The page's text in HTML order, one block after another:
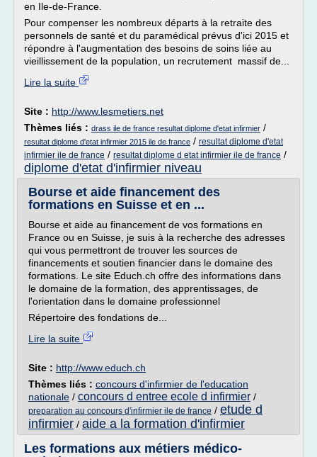
en Ile-de-France.
Pour compenser les nombreux départs à la retraite des
personnels de santé et du paramédical prévus d'ici 2015 et
répondre à l'augmentation des besoins de soins liée au
vieillissement de la population, un recrutement massif de...
Lire la suite
Site : http://www.lesmetiers.net
Thèmes liés : drass ile de france resultat diplome d'etat infirmier /
resultat diplome d'etat infirmier 2015 ile de france / resultat diplome d'etat
infirmier ile de france / resultat diplome d etat infirmier ile de france /
diplome d'etat d'infirmier niveau
Bourse et aide financement des
formations en Suisse et en ...
Bourse et aide au financement de vos formations en
France ou en Suisse, je suis à la recherche des adresses
qui vous permettront de trouver les sources de
financements et soutien financier dans le domaine des
formations. Le site Educh.ch offre des informations dans
le domaine de la formation, des apprentissages, de
l'orientation dans le domaine professionnel
Répertoire des fondations de...
Lire la suite
Site : http://www.educh.ch
Thèmes liés : concours d'infirmier de l'education
nationale / concours d entree ecole d infirmier /
preparation au concours d'infirmier ile de france / etude d
infirmier / aide a la formation d'infirmier
Les formations aux métiers médico-